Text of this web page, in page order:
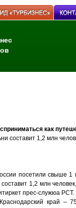
как
составит 1,2 млн
посетили свыше
составит 1,2 млн
прес-служюа РСТ.
край